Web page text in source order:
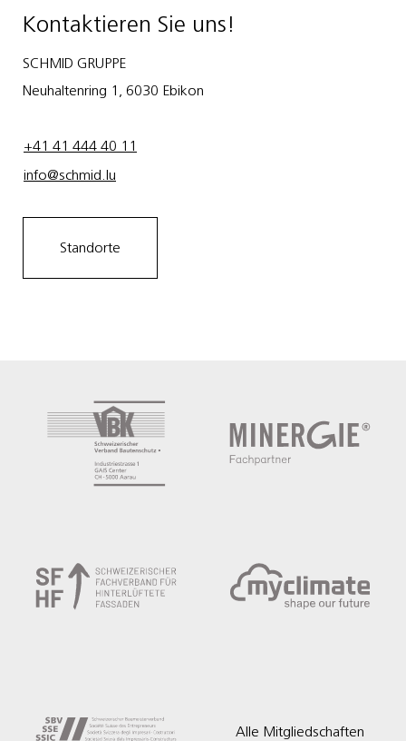
Kontaktieren Sie uns!
SCHMID GRUPPE
Neuhaltenring 1, 6030 Ebikon
+41 41 444 40 11
info@schmid.lu
Standorte
Alle Mitgliedschaften